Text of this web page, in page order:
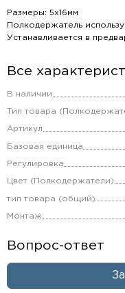
Размеры: 5х16мм
Полкодержатель
Устанавливается в
Все
В наличии
Тип товара
Артикул
Базовая единица
Регулировка
Цвет (Полкодержатели)
тип товара (общий)
Монтаж
Вопрос-ответ